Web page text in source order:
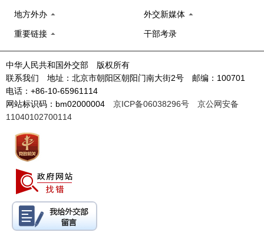
地方外办 外交新媒体
重要链接 干部考录
中华人民共和国外交部 版权所有
联系我们 地址：北京市朝阳区朝阳门南大街2号 邮编：100701
电话：+86-10-65961114
网站标识码：bm02000004 京ICP备06038296号
京公网安备
11040102700114